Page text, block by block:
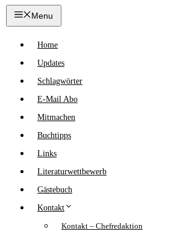
Zum
Inhalt
Menu
Home
Updates
Schlagwörter
E-Mail Abo
Mitmachen
Buchtipps
Links
Literaturwettbewerb
Gästebuch
Kontakt
Kontakt – Chefredaktion